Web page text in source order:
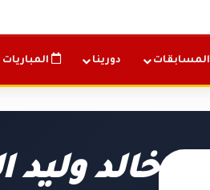
المسابقات دورينا المباريات
خالد وليد